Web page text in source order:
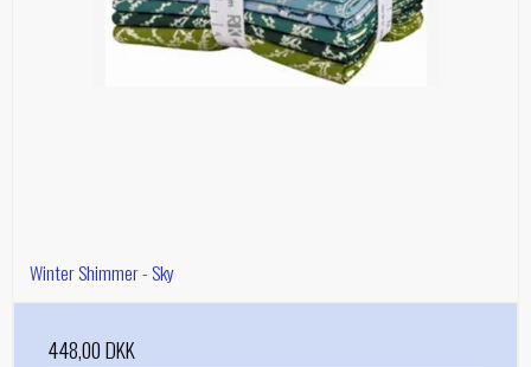
Winter Shimmer - Sky
448,00 DKK